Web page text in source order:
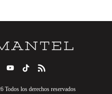
los derechos reservados